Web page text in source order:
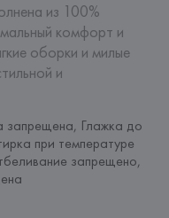
из 100%
комфорт и
оборки и милые
и
запрещена, Глажка до
при температуре
запрещено,